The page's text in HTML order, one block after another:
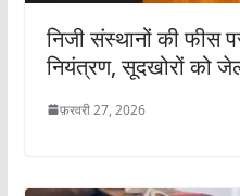
निजी संस्थानों की फीस
नियंत्रण, सूदखोरों को
फ़रवरी 27, 2026